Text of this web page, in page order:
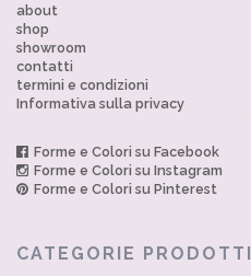
about
shop
showroom
contatti
termini e condizioni
Informativa sulla privacy
Forme e Colori su Facebook
Forme e Colori su Instagram
Forme e Colori su Pinterest
CATEGORIE PRODOTTI